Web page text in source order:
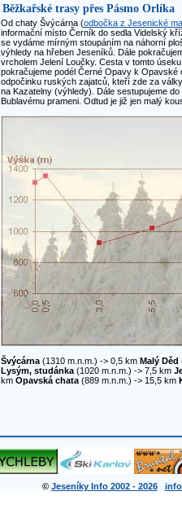
Běžkařské trasy přes Pásmo Orlíka
Od chaty Švýcárna (odbočka z Jesenické
informační místo Černík do sedla Videlský
se vydáme mírným stoupáním na náhorní
výhledy na hřeben Jeseníků. Dále
vrcholem Jelení Loučky. Cesta v tomto
pokračujeme podél Černé Opavy k
odpočinku ruských zajatců, kteří zde za
na Kazatelny (výhledy). Dále sestupujeme
Bublavému prameni. Odtud je již jen malý
Švýcárna(1310 m.n.m.) -> 0,5 km Malý Děd
Lysým, studánka(1020 m.n.m.) -> 7,5 km
km Opavská chata(889 m.n.m.) -> 15,5 km
© Jeseníky Info 2002 - 2026